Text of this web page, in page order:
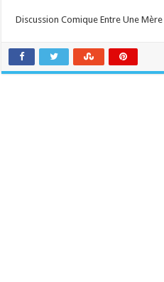
Discussion Comique Entre Une Mère